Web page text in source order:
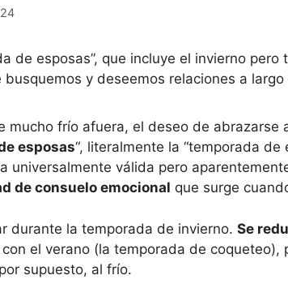
de esposas”, que incluye el invierno
busquemos y deseemos relaciones a
mucho frío afuera, el deseo de
esposas“, literalmente la “temporada de
universalmente válida pero
de consuelo emocional que surge
durante la temporada de invierno. Se
el verano (la temporada de
supuesto, al frío.